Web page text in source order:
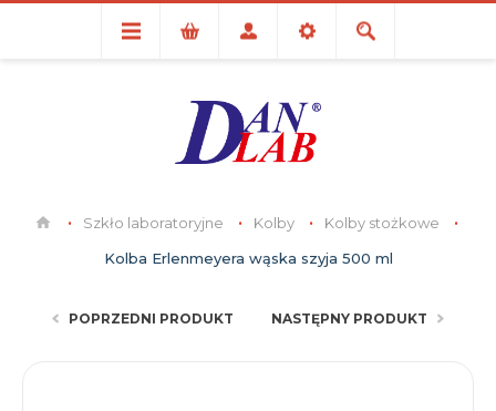
Szkło laboratoryjne Kolby
Kolby stożkowe
Kolba Erlenmeyera wąska szyja 500 ml
POPRZEDNI PRODUKT NASTĘPNY PRODUKT